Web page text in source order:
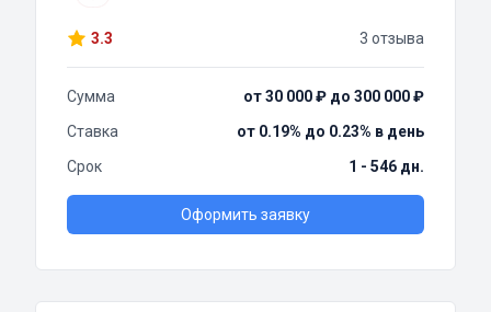
3.3 3 отзыва
Сумма
от 30 000 ₽ до 300 000 ₽
Ставка
от 0.19% до 0.23% в день
Срок
1 - 546 дн.
Оформить заявку